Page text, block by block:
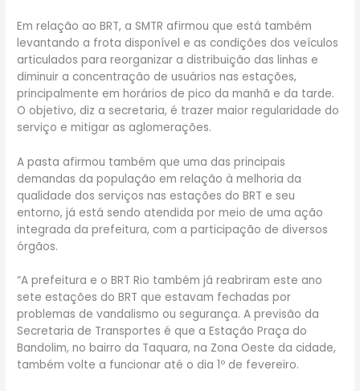
Em relação ao BRT, a SMTR afirmou que está também
levantando a frota disponível e as condições dos veículos
articulados para reorganizar a distribuição das linhas e
diminuir a concentração de usuários nas estações,
principalmente em horários de pico da manhã e da tarde.
O objetivo, diz a secretaria, é trazer maior regularidade do
serviço e mitigar as aglomerações.
A pasta afirmou também que uma das principais
demandas da população em relação à melhoria da
qualidade dos serviços nas estações do BRT e seu
entorno, já está sendo atendida por meio de uma ação
integrada da prefeitura, com a participação de diversos
órgãos.
“A prefeitura e o BRT Rio também já reabriram este ano
sete estações do BRT que estavam fechadas por
problemas de vandalismo ou segurança. A previsão da
Secretaria de Transportes é que a Estação Praça do
Bandolim, no bairro da Taquara, na Zona Oeste da cidade,
também volte a funcionar até o dia 1º de fevereiro.